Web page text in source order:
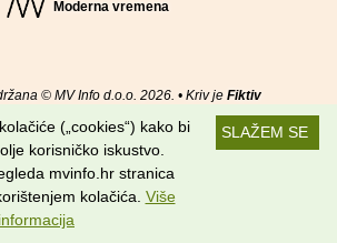
Moderna vremena
© MV Info d.o.o. 2026. • Kriv je Fiktiv
Pomoć•Uvjeti korištenja•RSS kanali
Potraži nas na:
SLAŽEM SE
(„cookies“) kako bi
korisničko iskustvo.
mvinfo.hr stranica
kolačića. Više
informacija